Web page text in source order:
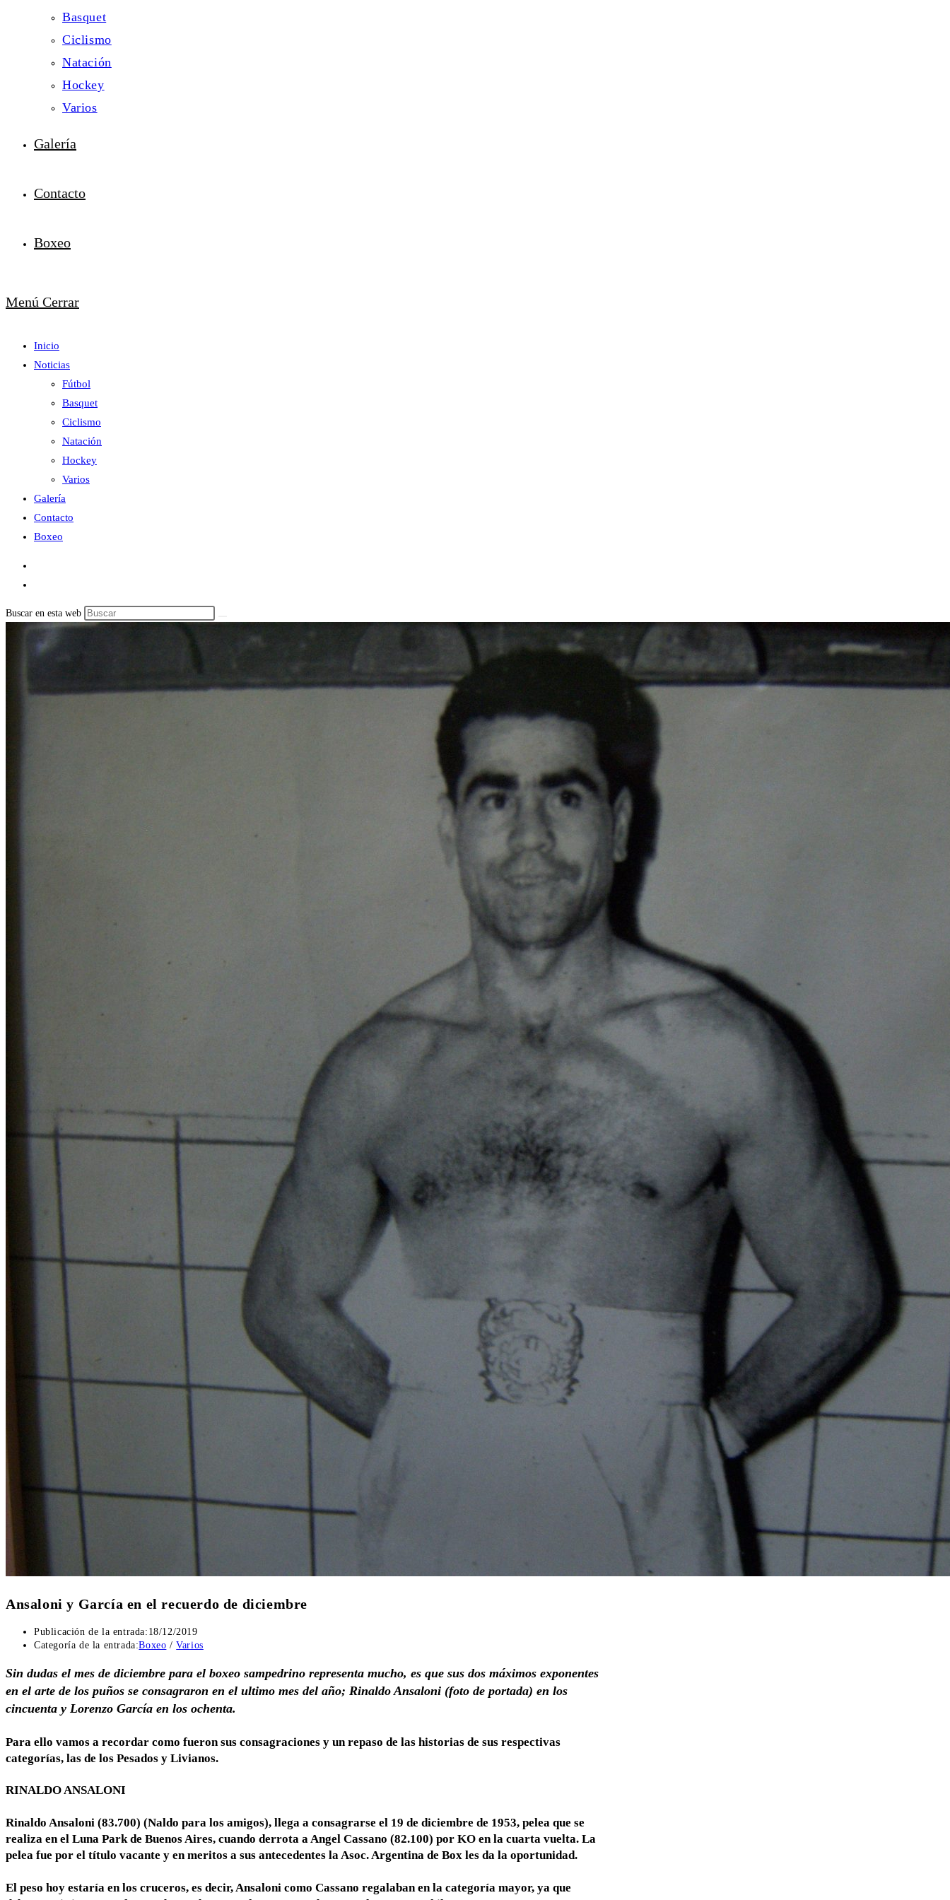
Basquet
Ciclismo
Natación
Hockey
Varios
Galería
Contacto
Boxeo
Menú Cerrar
Inicio
Noticias
Fútbol
Basquet
Ciclismo
Natación
Hockey
Varios
Galería
Contacto
Boxeo
Buscar en esta web
Ansaloni y García en el recuerdo de diciembre
Publicación de la entrada: 18/12/2019
Categoría de la entrada:Boxeo / Varios
Sin dudas el mes de diciembre para el boxeo sampedrino representa mucho, es que sus dos máximos exponentes
en el arte de los puños se consagraron en el ultimo mes del año; Rinaldo Ansaloni (foto de portada) en los
cincuenta y Lorenzo García en los ochenta.
Para ello vamos a recordar como fueron sus consagraciones y un repaso de las historias de sus respectivas
categorías, las de los Pesados y Livianos.
RINALDO ANSALONI
Rinaldo Ansaloni (83.700) (Naldo para los amigos), llega a consagrarse el 19 de diciembre de 1953, pelea que se
realiza en el Luna Park de Buenos Aires, cuando derrota a Angel Cassano (82.100) por KO en la cuarta vuelta. La
pelea fue por el título vacante y en meritos a sus antecedentes la Asoc. Argentina de Box les da la oportunidad.
El peso hoy estaría en los cruceros, es decir, Ansaloni como Cassano regalaban en la categoría mayor, ya que